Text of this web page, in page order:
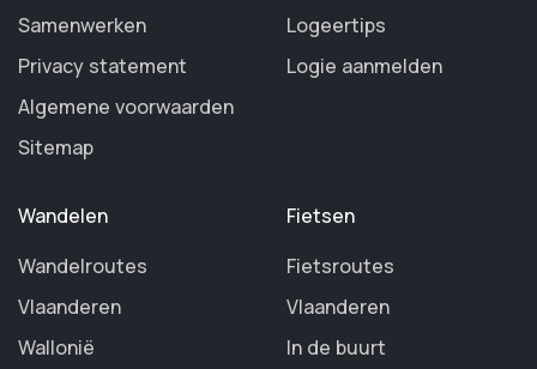
Samenwerken
Privacy statement
Algemene voorwaarden
Sitemap
Logeertips
Logie aanmelden
Wandelen
Wandelroutes
Vlaanderen
Wallonië
Fietsen
Fietsroutes
Vlaanderen
In de buurt